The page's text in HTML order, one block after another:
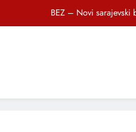
Brat i sestra, Biljana
Muhamed Fazlagić Fazla